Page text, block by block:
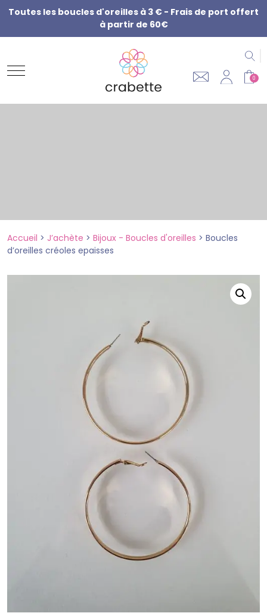
Toutes les boucles d'oreilles à 3 € - Frais de port offert
à partir de 60€
0
Accueil > J’achète > Bijoux - Boucles d'oreilles > Boucles
d’oreilles créoles epaisses